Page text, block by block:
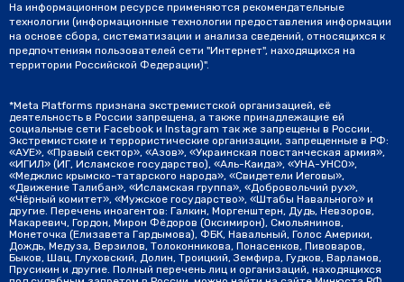
На информационном ресурсе применяются рекомендательные
технологии (информационные технологии предоставления информации
на основе сбора, систематизации и анализа сведений, относящихся к
предпочтениям пользователей сети "Интернет", находящихся на
территории Российской Федерации)".
*Meta Platforms признана экстремистской организацией, её
деятельность в России запрещена, а также принадлежащие ей
социальные сети Facebook и Instagram так же запрещены в России.
Экстремистские и террористические организации, запрещенные в РФ:
«АУЕ», «Правый сектор», «Азов», «Украинская повстанческая армия»,
«ИГИЛ» (ИГ, Исламское государство), «Аль-Каида», «УНА-УНСО»,
«Меджлис крымско-татарского народа», «Свидетели Иеговы»,
«Движение Талибан», «Исламская группа», «Добровольчий рух»,
«Чёрный комитет», «Мужское государство», «Штабы Навального» и
другие. Перечень иноагентов: Галкин, Моргенштерн, Дудь, Невзоров,
Макаревич, Гордон, Мирон Фёдоров (Оксимирон), Смольянинов,
Монеточка (Елизавета Гардымова), ФБК, Навальный, Голос Америки,
Дождь, Медуза, Верзилов, Толоконникова, Понасенков, Пивоваров,
Быков, Шац, Глуховский, Долин, Троицкий, Земфира, Гудков, Варламов,
Прусикин и другие. Полный перечень лиц и организаций, находящихся